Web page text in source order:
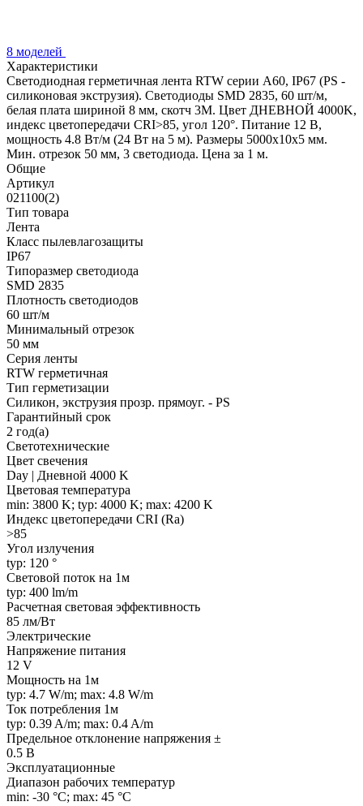
8 моделей
Характеристики
Светодиодная герметичная лента RTW серии A60, IP67 (PS -
силиконовая экструзия). Светодиоды SMD 2835, 60 шт/м,
белая плата шириной 8 мм, скотч 3M. Цвет ДНЕВНОЙ 4000K,
индекс цветопередачи CRI>85, угол 120°. Питание 12 В,
мощность 4.8 Вт/м (24 Вт на 5 м). Размеры 5000x10x5 мм.
Мин. отрезок 50 мм, 3 светодиода. Цена за 1 м.
Общие
Артикул
021100(2)
Тип товара
Лента
Класс пылевлагозащиты
IP67
Типоразмер светодиода
SMD 2835
Плотность светодиодов
60 шт/м
Минимальный отрезок
50 мм
Серия ленты
RTW герметичная
Тип герметизации
Силикон, экструзия прозр. прямоуг. - PS
Гарантийный срок
2 год(а)
Светотехнические
Цвет свечения
Day | Дневной 4000 K
Цветовая температура
min: 3800 K; typ: 4000 K; max: 4200 K
Индекс цветопередачи CRI (Ra)
>85
Угол излучения
typ: 120 °
Световой поток на 1м
typ: 400 lm/m
Расчетная световая эффективность
85 лм/Вт
Электрические
Напряжение питания
12 V
Мощность на 1м
typ: 4.7 W/m; max: 4.8 W/m
Ток потребления 1м
typ: 0.39 A/m; max: 0.4 A/m
Предельное отклонение напряжения ±
0.5 В
Эксплуатационные
Диапазон рабочих температур
min: -30 °C; max: 45 °C